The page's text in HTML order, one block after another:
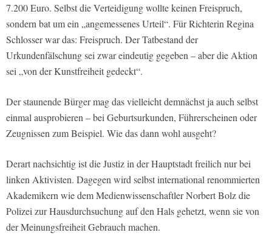
7.200 Euro. Selbst die Verteidigung wollte keinen Freispruch,
sondern bat um ein „angemessenes Urteil“. Für Richterin Regina
Schlosser war das: Freispruch. Der Tatbestand der
Urkundenfälschung sei zwar eindeutig gegeben – aber die Aktion
sei „von der Kunstfreiheit gedeckt“.
Der staunende Bürger mag das vielleicht demnächst ja auch selbst
einmal ausprobieren – bei Geburtsurkunden, Führerscheinen oder
Zeugnissen zum Beispiel. Wie das dann wohl ausgeht?
Derart nachsichtig ist die Justiz in der Hauptstadt freilich nur bei
linken Aktivisten. Dagegen wird selbst international renommierten
Akademikern wie dem Medienwissenschaftler Norbert Bolz die
Polizei zur Hausdurchsuchung auf den Hals gehetzt, wenn sie von
der Meinungsfreiheit Gebrauch machen.